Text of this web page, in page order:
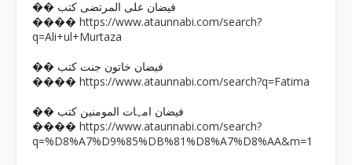
�� فیضان علی المرتضی کتب
���� https://www.ataunnabi.com/search?
q=Ali+ul+Murtaza
�� فیضان خاتون جنت کتب
���� https://www.ataunnabi.com/search?q=Fatima
�� فیضان امہات المومنین کتب
���� https://www.ataunnabi.com/search?
q=%D8%A7%D9%85%DB%81%D8%A7%D8%AA&m=1